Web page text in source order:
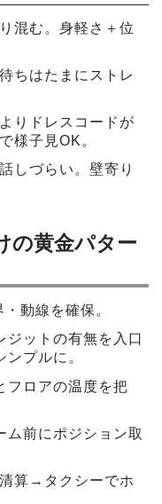
混む。身軽さ＋位
ちはたまにストレ
りドレスコードが
様子見OK。
しづらい。壁寄り
の黄金パター
・動線を確保。
ジットの有無を入口
プルに。
フロアの温度を把
ム前にポジション取
清算→タクシーでホ